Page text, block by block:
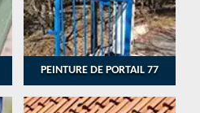
PEINTURE DE PORTAIL 77